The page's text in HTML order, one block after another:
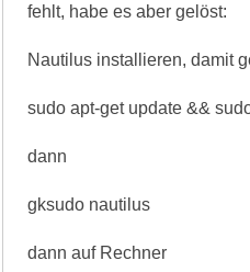
fehlt, habe es aber gelöst:
Nautilus installieren, damit
sudo apt-get update &&
dann
gksudo nautilus
dann auf Rechner